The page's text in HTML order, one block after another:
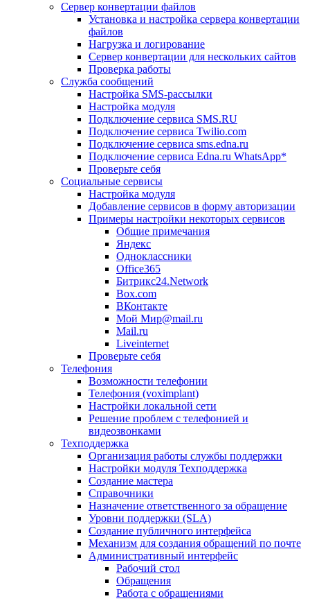
Сервер конвертации файлов
Установка и настройка сервера конвертации
файлов
Нагрузка и логирование
Сервер конвертации для нескольких сайтов
Проверка работы
Служба сообщений
Настройка SMS-рассылки
Настройка модуля
Подключение сервиса SMS.RU
Подключение сервиса Twilio.com
Подключение сервиса sms.edna.ru
Подключение сервиса Edna.ru WhatsApp*
Проверьте себя
Социальные сервисы
Настройка модуля
Добавление сервисов в форму авторизации
Примеры настройки некоторых сервисов
Общие примечания
Яндекс
Одноклассники
Office365
Битрикс24.Network
Box.com
ВКонтакте
Мой Мир@mail.ru
Mail.ru
Liveinternet
Проверьте себя
Телефония
Возможности телефонии
Телефония (voximplant)
Настройки локальной сети
Решение проблем с телефонией и
видеозвонками
Техподдержка
Организация работы службы поддержки
Настройки модуля Техподдержка
Создание мастера
Справочники
Назначение ответственного за обращение
Уровни поддержки (SLA)
Создание публичного интерфейса
Механизм для создания обращений по почте
Административный интерфейс
Рабочий стол
Обращения
Работа с обращениями